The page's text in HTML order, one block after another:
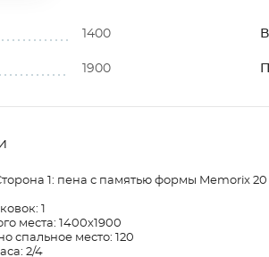
1400
1900
1: пена с памятью формы Memorix
1
места: 1400х1900
спальное место: 120
2/4